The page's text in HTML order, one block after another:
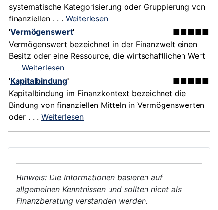
systematische Kategorisierung oder Gruppierung von
finanziellen . . . Weiterlesen
'Vermögenswert'
■■■■■
Vermögenswert bezeichnet in der Finanzwelt einen
Besitz oder eine Ressource, die wirtschaftlichen Wert
. . . Weiterlesen
'Kapitalbindung'
■■■■■
Kapitalbindung im Finanzkontext bezeichnet die
Bindung von finanziellen Mitteln in Vermögenswerten
oder . . . Weiterlesen
Hinweis: Die Informationen basieren auf
allgemeinen Kenntnissen und sollten nicht als
Finanzberatung verstanden werden.